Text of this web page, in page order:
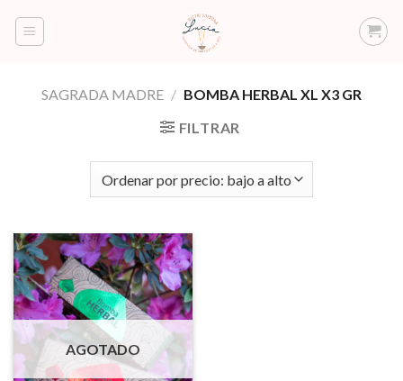
SAGRADA MADRE / BOMBA HERBAL XL X3 GR
FILTRAR
AGOTADO